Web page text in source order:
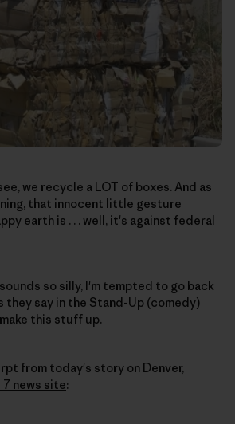
we recycle a LOT of boxes. And as
that innocent little gesture
earth is . . . well, it's against federal
so silly, I'm tempted to go back
they say in the Stand-Up (comedy)
this stuff up.
from today's story on Denver,
7 news site: